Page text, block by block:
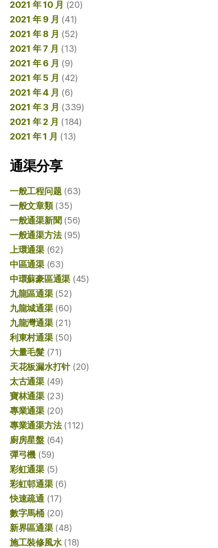
2021 年 10 月 (20)
2021 年 9 月 (41)
2021 年 8 月 (52)
2021 年 7 月 (13)
2021 年 6 月 (9)
2021 年 5 月 (42)
2021 年 4 月 (6)
2021 年 3 月 (339)
2021 年 2 月 (184)
2021 年 1 月 (13)
通渠分享
一般工程问题(63)
一般文章類(35)
一般通渠新聞 (56)
一般通渠方法(95)
上環通渠(62)
中區通渠(63)
中環蘇豪區通渠 (45)
九龍區通渠(52)
九龍城通渠(60)
九龍灣通渠(21)
利東村通渠(50)
大量毛髮(71)
天花板漏水打针(20)
太古通渠(49)
寶林通渠(23)
專業通渠(20)
專業通渠方法(112)
廚房星盤(64)
彈弓機 (59)
彩虹通渠(5)
彩虹邨通渠(6)
快速疏通 (17)
數字馬桶(20)
新界區通渠(48)
施工裝修風水(18)